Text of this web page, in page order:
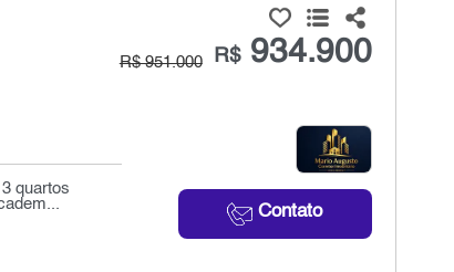
R$934.900
R$ 951.000
Contato
quartos